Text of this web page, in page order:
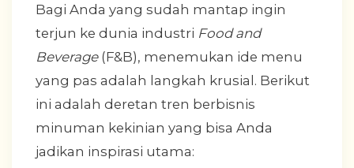
Bagi Anda yang sudah mantap ingin
terjun ke dunia industri Food and
Beverage(F&B), menemukan ide menu
yang pas adalah langkah krusial. Berikut
ini adalah deretan tren berbisnis
minuman kekinian yang bisa Anda
jadikan inspirasi utama: